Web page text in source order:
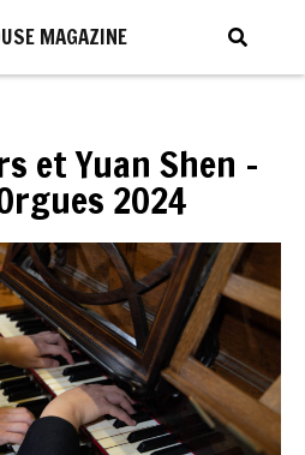
MAGAZINE
et Yuan Shen –
2024